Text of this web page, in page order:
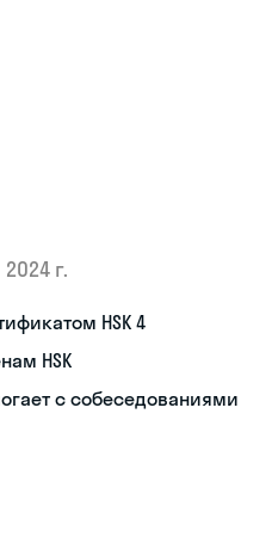
2024 г.
HSK 4
HSK
с собеседованиями